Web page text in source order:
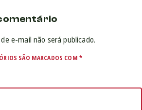
e-mail não será publicado.
SÃO MARCADOS COM *